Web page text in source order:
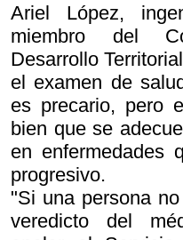
Ariel López,
miembro del
Desarrollo
el examen de
es precario, pero
bien que se
en enfermedades
progresivo.
"Si una persona
veredicto del